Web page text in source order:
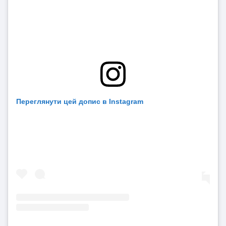
Переглянути цей допис в Instagram